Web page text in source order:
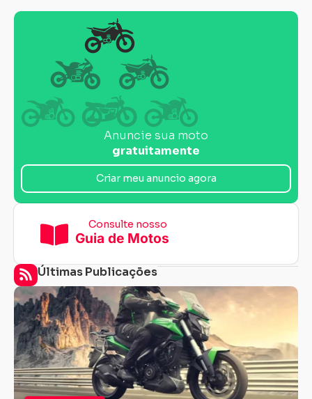
Anuncie sua moto
gratuitamente
Criar meu anuncio agora
Consulte nosso
Guia de Motos
Últimas Publicações